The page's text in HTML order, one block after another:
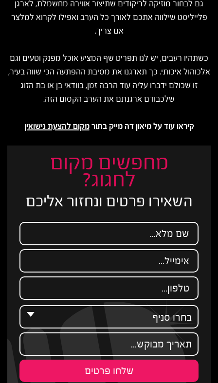
גם לבחור מוזיקה לריקודים שתיצור אווירה מחשמלת, לארגן
פלייליסט שילווה אתכם לאורך כל הערב ואפילו לקרוא למלצר
אם צריך.
כשתהיו רעבים, יש לנו תפריט שף המציע אוכל מפנק וטעים וגם
אלכוהול איכותי. כך תארגנו את מסיבת ההפתעה הכי שווה בעיר,
זו שכולם ידברו עליה עוד הרבה זמן, בוודאי בן או בת הזוג
שלכבודם ארגנתם את הערב הקסום הזה.
קיראו עוד על מיאון דה מייק בתורמקום להצעת נישואין
מחפשים מקום
לחגוג?
השאירו פרטים ונחזור אליכם